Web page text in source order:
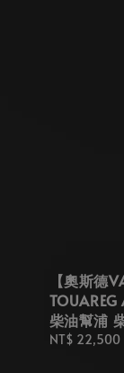
【奧斯德
柴油幫浦
Regular
NT$ 22,500